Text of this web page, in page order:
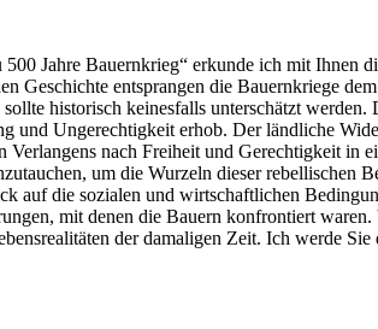
Jahre Bauernkrieg“ erkunde ich mit Ihnen
Geschichte entsprangen die Bauernkriege
historisch keinesfalls unterschätzt
und Ungerechtigkeit erhob. Der ländliche
nach Freiheit und Gerechtigkeit in
um die Wurzeln dieser rebellischen
auf die sozialen und wirtschaftlichen
mit denen die Bauern konfrontiert waren.
der damaligen Zeit. Ich werde